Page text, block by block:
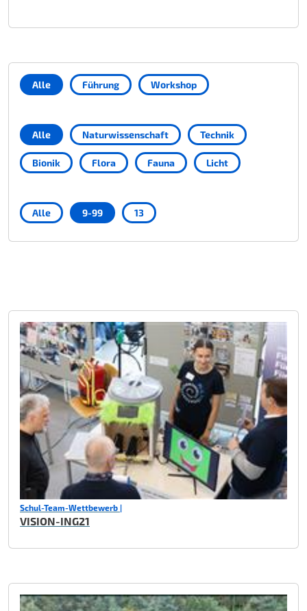
Alle Führung Workshop
Alle Naturwissenschaft Technik
Bionik Flora Fauna Licht
Alle 9-99 13
Schul-Team-Wettbewerb |
VISION-ING21